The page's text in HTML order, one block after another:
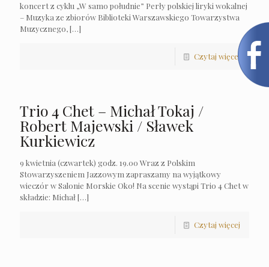
koncert z cyklu „W samo południe” Perły polskiej liryki wokalnej
– Muzyka ze zbiorów Biblioteki Warszawskiego Towarzystwa
Muzycznego,[…]
Czytaj więcej
Trio 4 Chet – Michał Tokaj /
Robert Majewski / Sławek
Kurkiewicz
9 kwietnia (czwartek) godz. 19.00 Wraz z Polskim
Stowarzyszeniem Jazzowym zapraszamy na wyjątkowy
wieczór w Salonie Morskie Oko! Na scenie wystąpi Trio 4 Chet w
składzie: Michał[…]
Czytaj więcej